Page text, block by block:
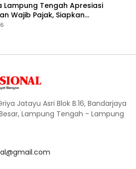
Lampung Tengah Apresiasi
Wajib Pajak, Siapkan
Terpadu di PT GGP
Jatayu Asri Blok B.16, Bandarjaya
Lampung Tengah - Lampung